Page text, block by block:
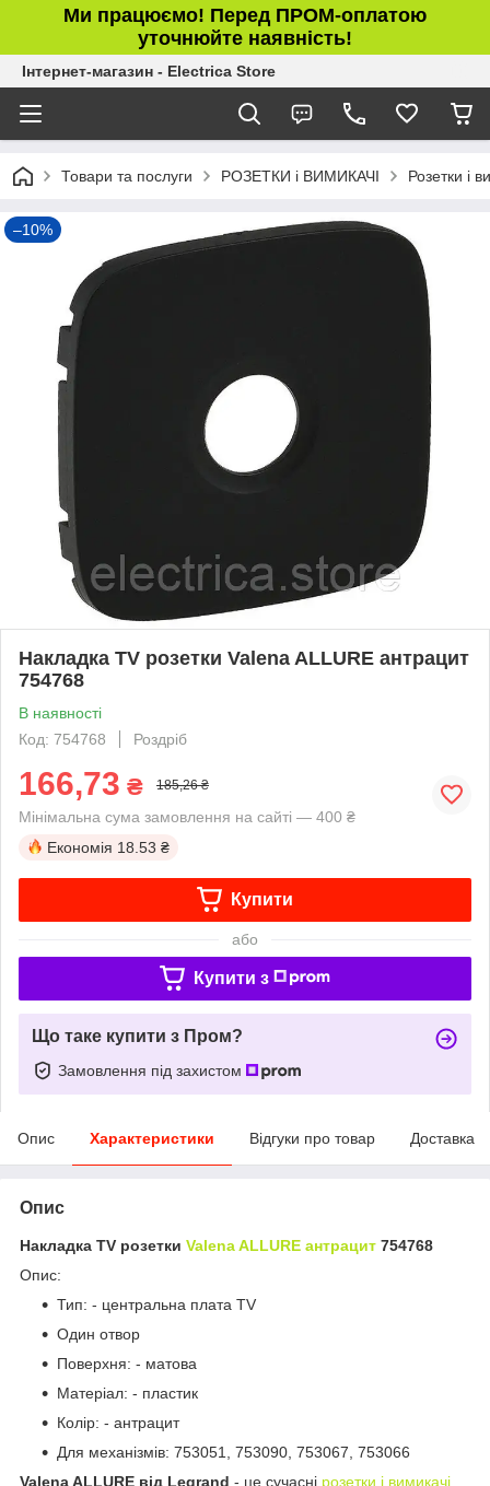
Ми працюємо! Перед ПРОМ-оплатою
уточнюйте наявність!
Інтернет-магазин - Electrica Store
Товари та послуги РОЗЕТКИ і ВИМИКАЧІ Розетки і
–10%
Накладка TV розетки Valena ALLURE антрацит
754768
В наявності
Код: 754768
Роздріб
166,73 ₴ 185,26 ₴
Мінімальна сума замовлення на сайті — 400 ₴
Економія 18.53 ₴
Купити
або
Купити з
Що таке купити з Пром?
Замовлення під захистом
Опис Характеристики Відгуки про товар Доставка
Опис
Накладка TV розетки Valena ALLURE антрацит 754768
Опис:
Тип: - центральна плата TV
Один отвор
Поверхня: - матова
Матеріал: - пластик
Колір: - антрацит
Для механізмів: 753051, 753090, 753067, 753066
Valena ALLURE від Legrand - це сучасні розетки і вимикачі